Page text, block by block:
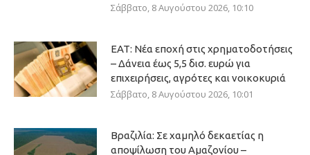
Σάββατο, 8 Αυγούστου 2026, 10:10
ΕΑΤ: Νέα εποχή στις χρηματοδοτήσεις
– Δάνεια έως 5,5 δισ. ευρώ για
επιχειρήσεις, αγρότες και νοικοκυριά
Σάββατο, 8 Αυγούστου 2026, 10:01
Βραζιλία: Σε χαμηλό δεκαετίας η
αποψίλωση του Αμαζονίου –